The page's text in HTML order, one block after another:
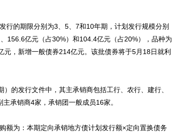
的期限分别为3、5、7和10年期，计划发行规模分别
156.6亿元（占30%）和104.4亿元（占20%），品种为
，新增一般债券214亿元。该批债券将于5月18日就利
发行文件中，其主承销商包括工行、农行、建行、
承销商4家，承销团一般成员16家。
为：本期定向承销地方债计划发行额×定向置换债务